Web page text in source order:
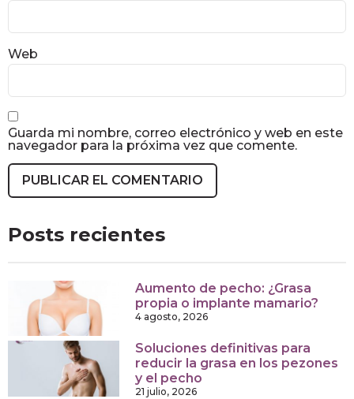
Web
Guarda mi nombre, correo electrónico y web en este
navegador para la próxima vez que comente.
Posts recientes
Aumento de pecho: ¿Grasa
propia o implante mamario?
4 agosto, 2026
Soluciones definitivas para
reducir la grasa en los pezones
y el pecho
21 julio, 2026